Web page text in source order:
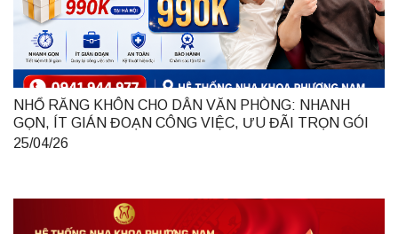
NHỔ RĂNG KHÔN CHO DÂN VĂN PHÒNG: NHANH
GỌN, ÍT GIÁN ĐOẠN CÔNG VIỆC, ƯU ĐÃI TRỌN GÓI
990K TẠI HÀ NỘI
25/04/26